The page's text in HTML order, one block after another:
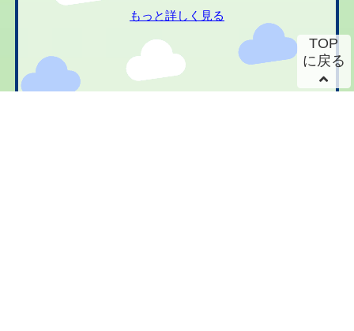
もっと詳しく見る
TOP
に戻る